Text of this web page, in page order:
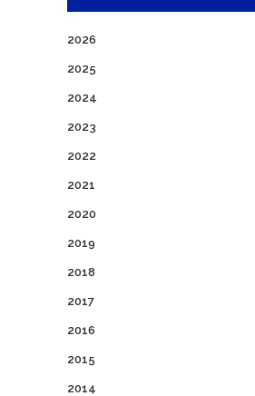
2026
2025
2024
2023
2022
2021
2020
2019
2018
2017
2016
2015
2014